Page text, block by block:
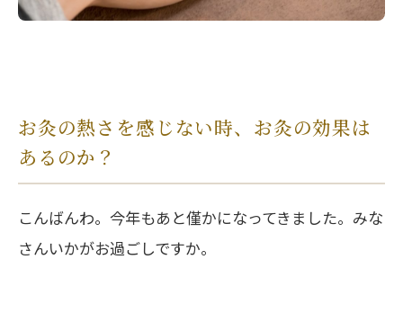
お灸の熱さを感じない時、お灸の効果は
あるのか？
こんばんわ。今年もあと僅かになってきました。みな
さんいかがお過ごしですか。